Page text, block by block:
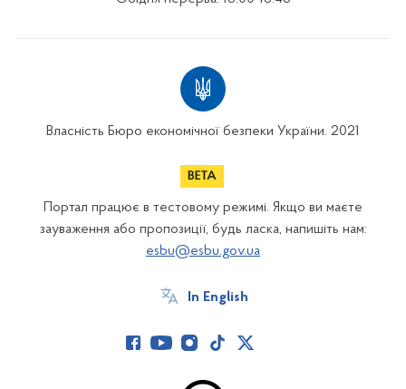
Власність Бюро економічної безпеки України. 2021
Портал працює в тестовому режимі. Якщо ви маєте
зауваження або пропозиції, будь ласка, напишіть нам:
esbu@esbu.gov.ua
In English